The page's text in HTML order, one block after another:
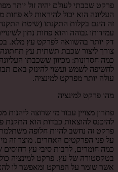
פרקט שכבתי לעולם יהיה זול יותר
העליונה הוא יכול להיראות לא פחות
זה הינם בקלות התקנתו (שיטת
עמידותו גבוהה והוא פחות נתון
דק יותר בהשוואה לפרקט עץ מלא.
צורך ליצור שכבת תשתית עץ
כמה חסרונות: מכיוון ששכבתו
לחשיפה לשמש ועשוי להינזק באם
עולה יותר מפרקט למינציה.
מהו פרקט למינציה
פתרון מצויין עבור מי שרוצה
להיכנס להוצאות כבדות הוא התקנת
פרקט זה נחשב להיות חלופה משתלמת
על פני הפרקטים האחרים. מוצר זה
כמה חומרים, לרבות סיבי עץ
בטקסטורה של עץ. פרקט למינציה
אשר שומר על הפרקט ומאפשר לו